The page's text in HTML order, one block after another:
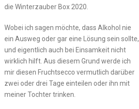
die Winterzauber Box 2020.
Wobei ich sagen möchte, dass Alkohol nie
ein Ausweg oder gar eine Lösung sein sollte,
und eigentlich auch bei Einsamkeit nicht
wirklich hilft. Aus diesem Grund werde ich
mir diesen Fruchtsecco vermutlich darüber
zwei oder drei Tage einteilen oder ihn mit
meiner Tochter trinken.